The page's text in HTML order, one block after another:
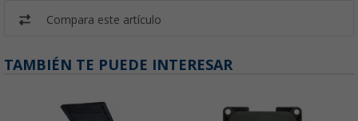
Compara este artículo
TAMBIÉN TE PUEDE INTERESAR